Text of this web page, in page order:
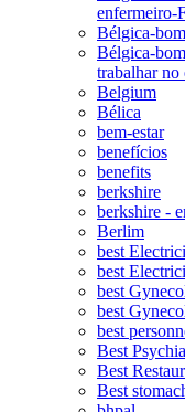
enfermeiro-
Bélgica-
Bélgica-
trabalhar no
Belgium
Bélica
bem-estar
benefícios
benefits
berkshire
berkshire -
Berlim
best
best
best
best
best
Best
Best
Best